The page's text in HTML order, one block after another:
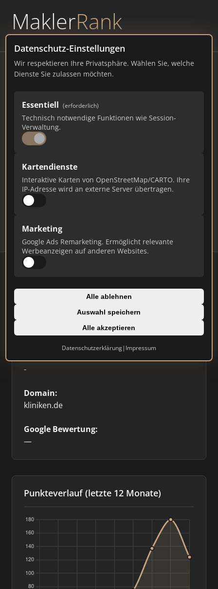
MaklerRank
powered byWAVEPOINT
Datenschutz-Einstellungen
Wir respektieren Ihre Privatsphäre. Wählen Sie, welche
Dienste Sie zulassen möchten.
Essentiell (erforderlich)
Technisch notwendige Funktionen wie Session-
Verwaltung.
Kartendienste
Interaktive Karten von OpenStreetMap/CARTO. Ihre
IP-Adresse wird an externe Server übertragen.
Marketing
Google Ads Remarketing. Ermöglicht relevante
Werbeanzeigen auf anderen Websites.
Alle ablehnen
Auswahl speichern
Alle akzeptieren
Datenschutzerklärung| Impressum
Kliniken.de (Dr. Ingo Dahm)
124 7 2
Ist das Ihr Unternehmen?
Verifizieren Sie Ihr Profil, bearbeiten Sie Ihre
Daten und erhalten Sie monatliche Ranking-
Updates.
Sonstige
-
Domain:
kliniken.de
Google Bewertung:
—
Punkteverlauf (letzte 12 Monate)